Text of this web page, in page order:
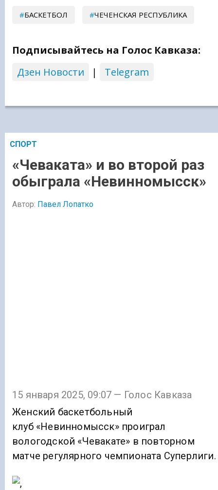
БАСКЕТБОЛ ЧЕЧЕНСКАЯ РЕСПУБЛИКА
Подписывайтесь на Голос Кавказа:
Дзен Новости
| Telegram
СПОРТ
«Чеваката» и во второй раз
обыграла «Невинномысск»
Автор: Павел Лопатко
15 января 2025, 09:07 — Голос Кавказа
Женский баскетбольный
клуб «Невинномысск» проиграл
вологодской «Чевакате» в повторном
матче регулярного чемпионата Суперлиги.